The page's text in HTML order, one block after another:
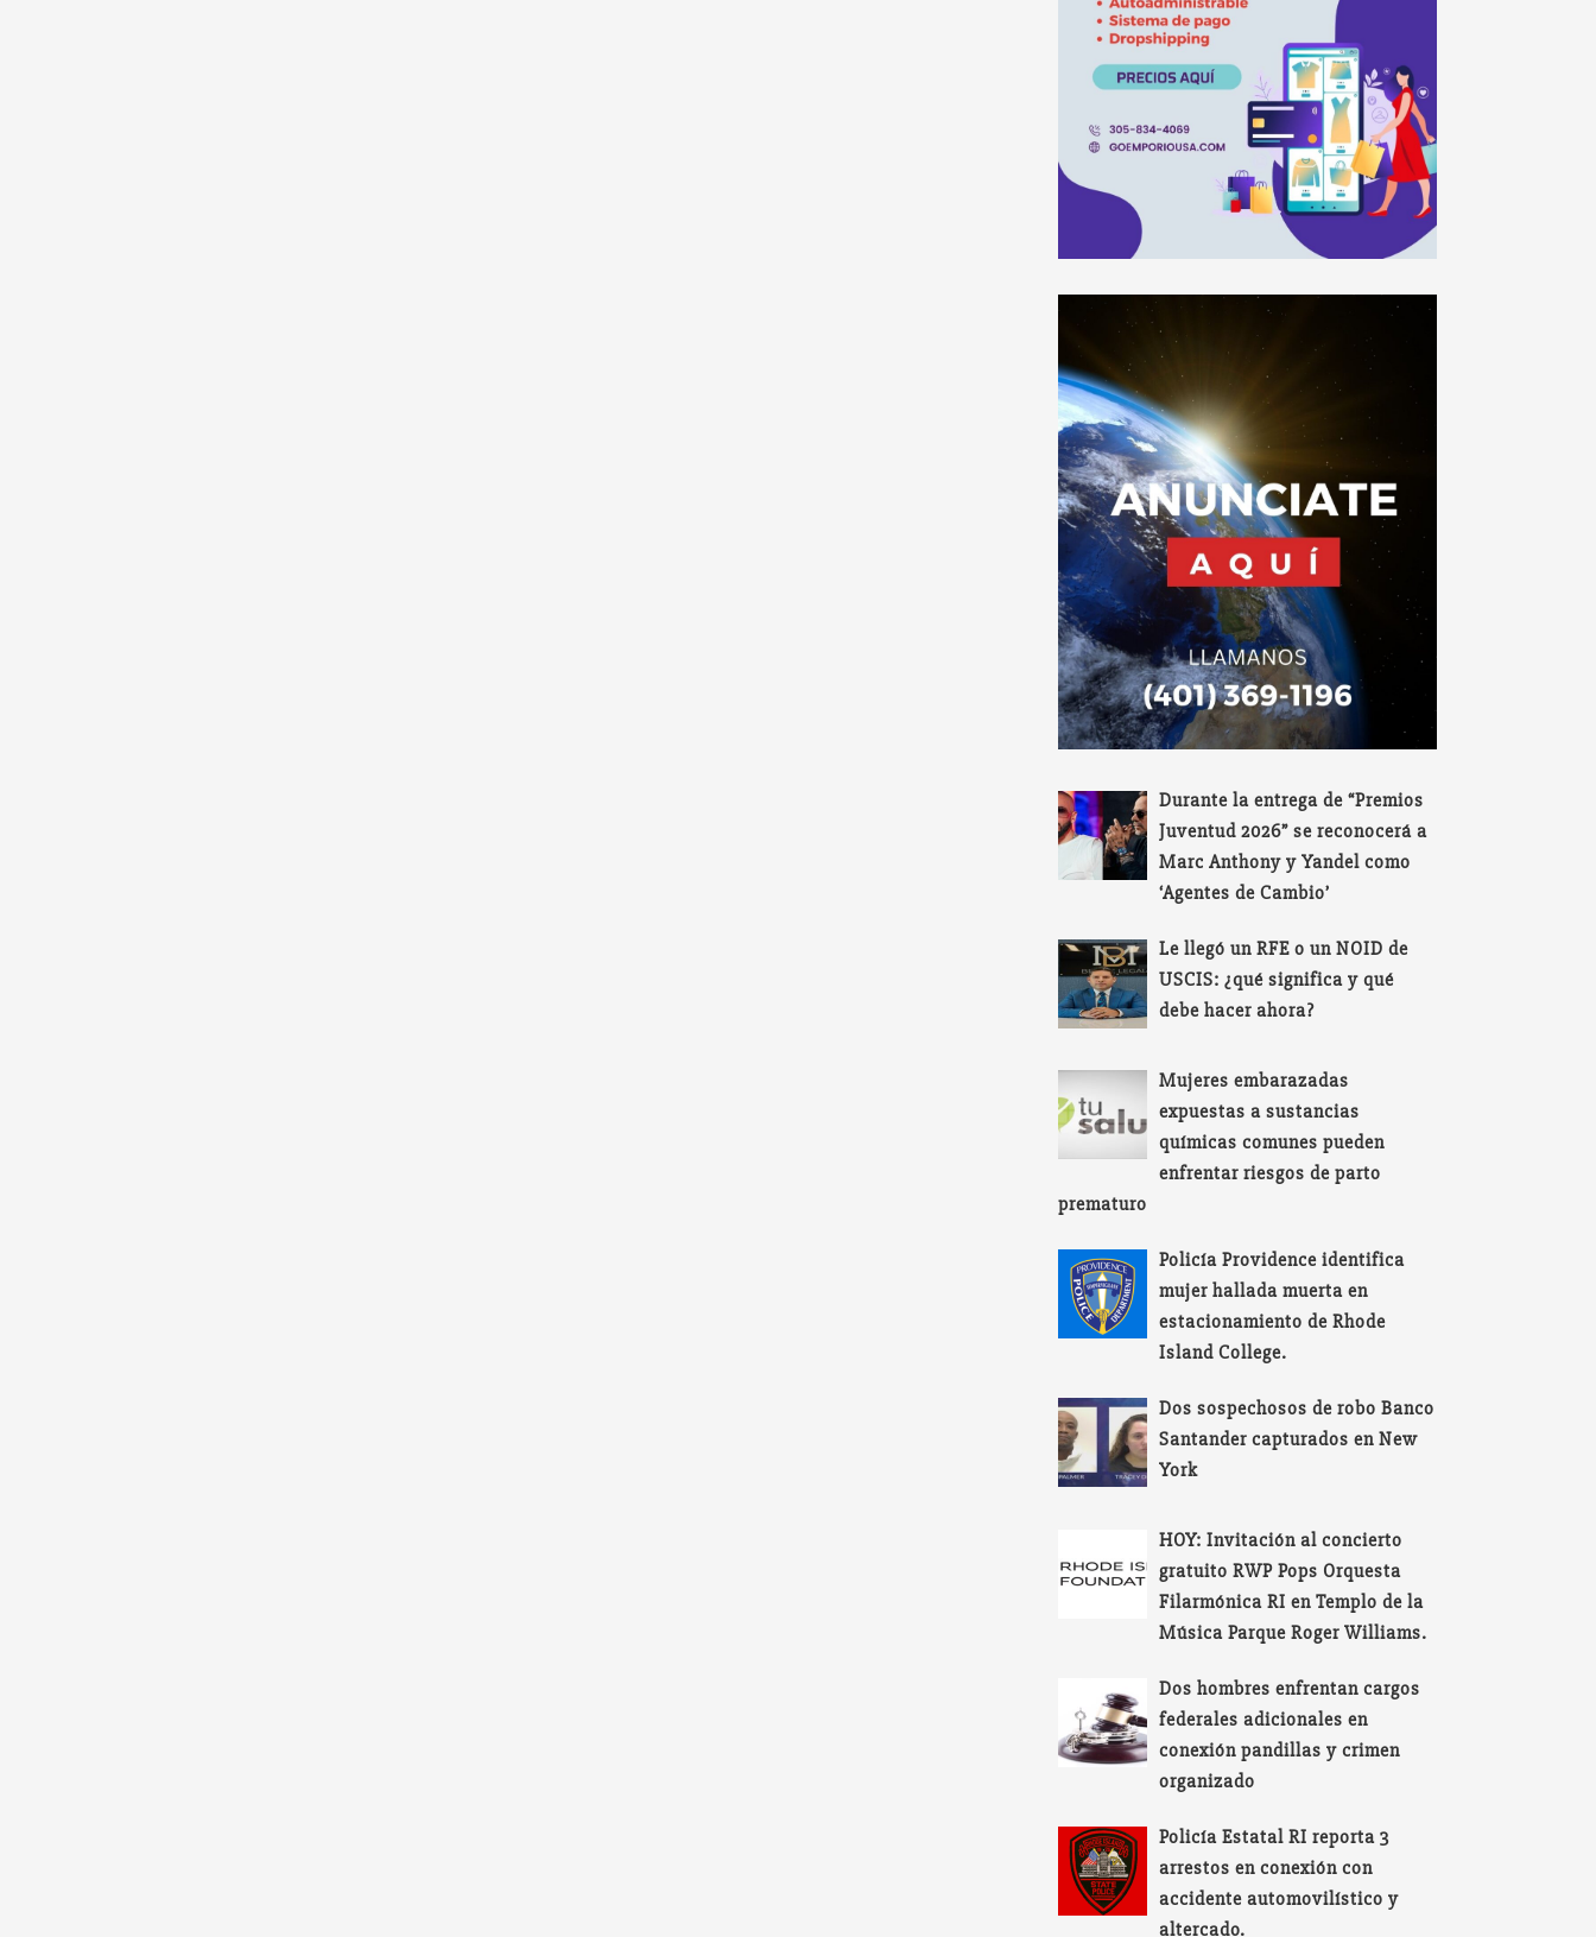
Durante la entrega de “Premios
Juventud 2026” se reconocerá a
Marc Anthony y Yandel como
‘Agentes de Cambio’
Le llegó un RFE o un NOID de
USCIS: ¿qué significa y qué
debe hacer ahora?
Mujeres embarazadas
expuestas a sustancias
químicas comunes pueden
enfrentar riesgos de parto
prematuro
Policía Providence identifica
mujer hallada muerta en
estacionamiento de Rhode
Island College.
Dos sospechosos de robo Banco
Santander capturados en New
York
HOY: Invitación al concierto
gratuito RWP Pops Orquesta
Filarmónica RI en Templo de la
Música Parque Roger Williams.
Dos hombres enfrentan cargos
federales adicionales en
conexión pandillas y crimen
organizado
Policía Estatal RI reporta 3
arrestos en conexión con
accidente automovilístico y
altercado.